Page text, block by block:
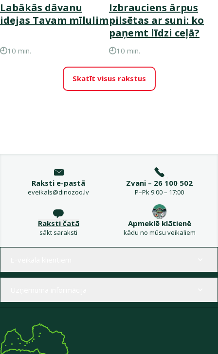
Labākās dāvanu
idejas Tavam mīlulim
10 min.
Izbrauciens ārpus
pilsētas ar suni: ko
paņemt līdzi ceļā?
10 min.
Skatīt visus rakstus
Raksti e-pastā
eveikals@dinozoo.lv
Zvani – 26 100 502
P–Pk 9:00 – 17:00
Raksti čatā
sākt saraksti
Apmeklē klātienē
kādu no mūsu veikaliem